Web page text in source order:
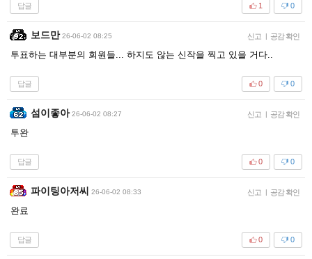
답글 0
1
보드만 26-06-02 08:25 신고 | 공감 확인
투표하는 대부분의 회원들... 하지도 않는 신작을 찍고 있을 거다..
답글 0
0
섬이좋아 26-06-02 08:27 신고 | 공감 확인
투완
답글 0
0
파이팅아저씨 26-06-02 08:33 신고 | 공감 확인
완료
답글 0
0